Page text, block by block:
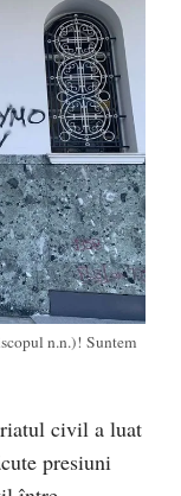
n.n.)! Suntem
civil a luat
presiuni